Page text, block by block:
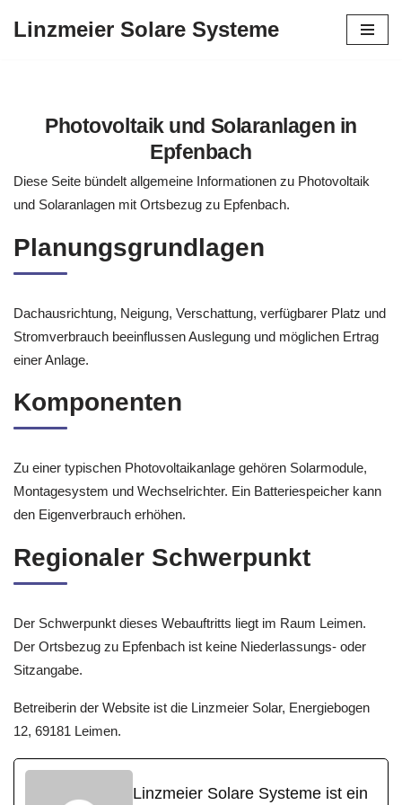
Linzmeier Solare Systeme
Photovoltaik und Solaranlagen in
Epfenbach
Diese Seite bündelt allgemeine Informationen zu Photovoltaik
und Solaranlagen mit Ortsbezug zu Epfenbach.
Planungsgrundlagen
Dachausrichtung, Neigung, Verschattung, verfügbarer Platz und
Stromverbrauch beeinflussen Auslegung und möglichen Ertrag
einer Anlage.
Komponenten
Zu einer typischen Photovoltaikanlage gehören Solarmodule,
Montagesystem und Wechselrichter. Ein Batteriespeicher kann
den Eigenverbrauch erhöhen.
Regionaler Schwerpunkt
Der Schwerpunkt dieses Webauftritts liegt im Raum Leimen.
Der Ortsbezug zu Epfenbach ist keine Niederlassungs- oder
Sitzangabe.
Betreiberin der Website ist die Linzmeier Solar, Energiebogen
12, 69181 Leimen.
Linzmeier Solare Systeme ist ein